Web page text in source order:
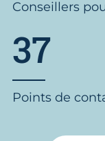
Conseillers
37
Points de